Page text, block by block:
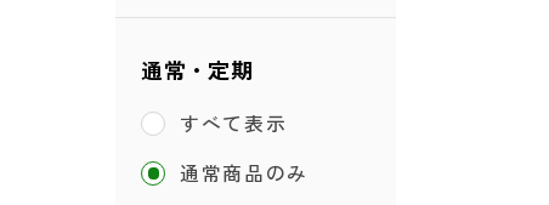
通常・定期
すべて表示
通常商品のみ